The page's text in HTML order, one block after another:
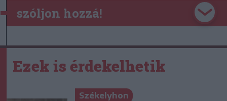
szóljon hozzá!
Ezek is érdekelhetik
Székelyhon